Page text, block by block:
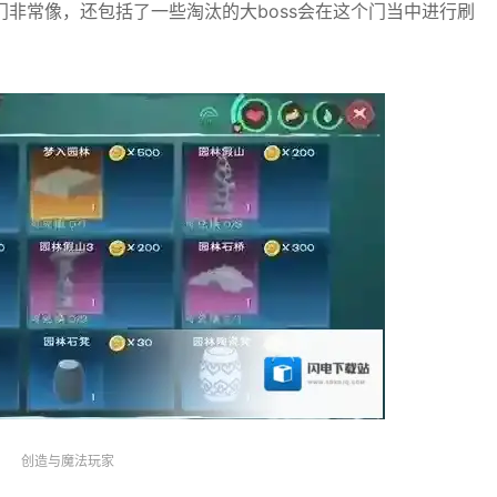
常像，还包括了一些淘汰的大boss会在这个门当中进行刷
创造与魔法玩家